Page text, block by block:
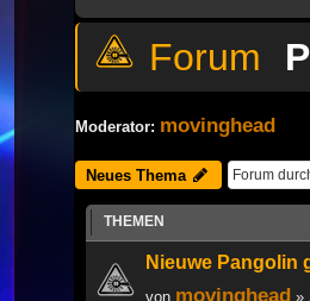
Moderator: movinghead
Neues Thema
THEMEN
Nieuwe Pangolin
von movinghead »